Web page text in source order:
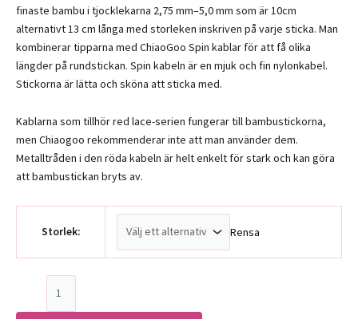
finaste bambu i tjocklekarna 2,75 mm–5,0 mm som är 10cm
alternativt 13 cm långa med storleken inskriven på varje sticka. Man
kombinerar tipparna med ChiaoGoo Spin kablar för att få olika
längder på rundstickan. Spin kabeln är en mjuk och fin nylonkabel.
Stickorna är lätta och sköna att sticka med.
Kablarna som tillhör red lace-serien fungerar till bambustickorna,
men Chiaogoo rekommenderar inte att man använder dem.
Metalltråden i den röda kabeln är helt enkelt för stark och kan göra
att bambustickan bryts av.
Storlek: Rensa